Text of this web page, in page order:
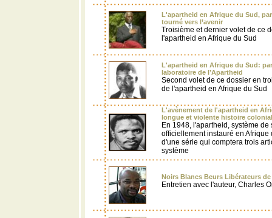
L'apartheid en Afrique du Sud,
tourné vers l’avenir
Troisième et dernier volet de ce
l'apartheid en Afrique du Sud
L'apartheid en Afrique du Sud:
laboratoire de l’Apartheid
Second volet de ce dossier en
de l'apartheid en Afrique du Sud
L'avènement de l'apartheid en
longue et violente histoire
En 1948, l'apartheid, système
officiellement instauré en
d'une série qui comptera trois
système
Noirs Blancs Beurs Libérateurs de
Entretien avec l'auteur, Charles